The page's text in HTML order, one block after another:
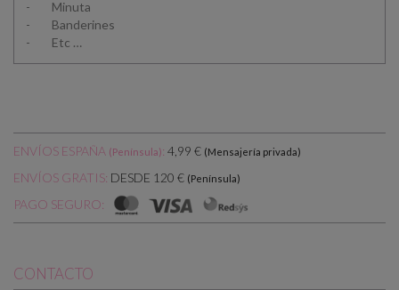
- Minuta
- Banderines
- Etc …
ENVÍOS ESPAÑA (Península): 4,99 € (Mensajería privada)
ENVÍOS GRATIS: DESDE 120 € (Península)
PAGO SEGURO:
CONTACTO